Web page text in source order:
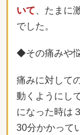
いて 、たまに
でした。
◆その痛みや
痛みに対して
動くようにし
になった時は
30分かかって